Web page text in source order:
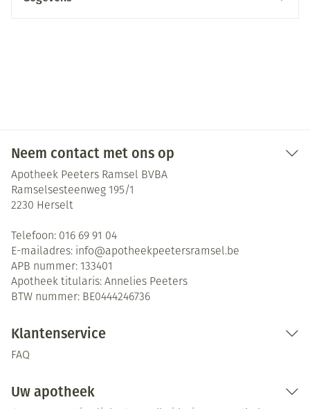
Neem contact met ons op
Apotheek Peeters Ramsel BVBA
Ramselsesteenweg 195/1
2230 Herselt
Telefoon: 016 69 91 04
E-mailadres: info@apotheekpeetersramsel.be
APB nummer: 133401
Apotheek titularis: Annelies Peeters
BTW nummer: BE0444246736
Klantenservice
FAQ
Uw apotheek